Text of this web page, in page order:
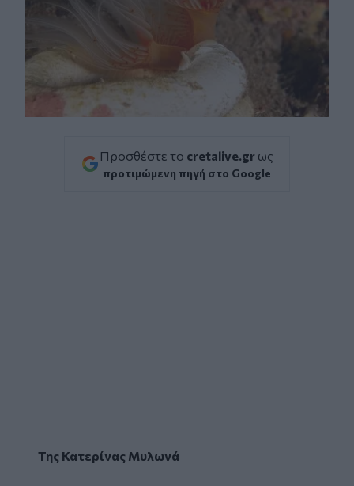
Προσθέστε το cretalive.gr ως
προτιμώμενη πηγή στο Google
Της Κατερίνας Μυλωνά